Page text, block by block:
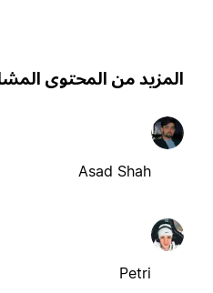
من المحتوى المشابه
Asad Shah